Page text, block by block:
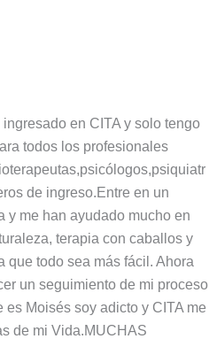
en CITA y solo tengo
todos los profesionales
de ingreso.Entre en un
y me han ayudado mucho en
terapia con caballos y
que todo sea más fácil. Ahora
un seguimiento de mi proceso
Moisés soy adicto y CITA me
de mi Vida.MUCHAS